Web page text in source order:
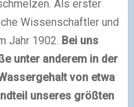
Als erster
Wissenschaftler und
Jahr 1902. Bei uns
unter anderem in der
von etwa
unseres größten